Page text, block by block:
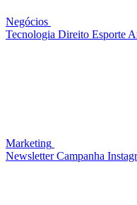
Negócios
Tecnologia Direito Esporte
Marketing
Newsletter Campanha